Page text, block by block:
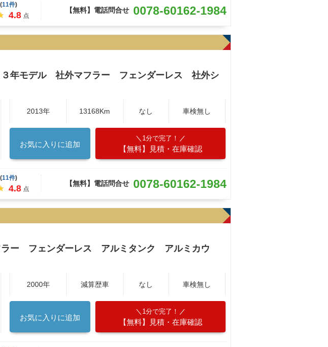
11件)
4.8 点
【無料】電話問合せ 0078-60162-1984
年モデル 社外マフラー フェンダーレス 社外シ
2013年 13168Km なし 車検無し
お気に入りに追加
1分で完了！
【無料】見積・在庫確認
11件)
4.8 点
【無料】電話問合せ 0078-60162-1984
ー フェンダーレス アルミタンク アルミカウ
2000年 減算歴車 なし 車検無し
お気に入りに追加
1分で完了！
【無料】見積・在庫確認